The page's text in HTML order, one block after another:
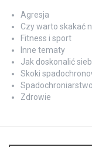
Agresja
Czy warto skakać
Fitness i sport
Inne tematy
Jak doskonalić
Skoki
Zdrowie